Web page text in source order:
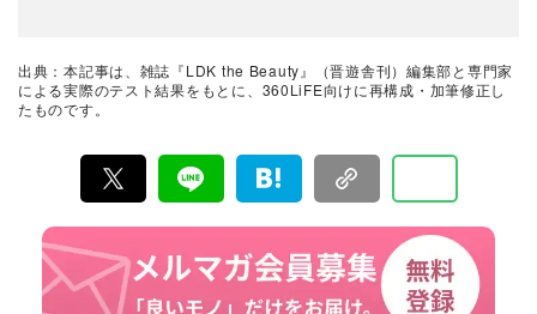
ディアで情報を発信中。姉妹誌であるテストする女性誌
『LDK』と同様、メーカーに忖度する事なく、編集部と
出典：本記事は、雑誌『LDK the Beauty』（晋遊舎刊）編集部と専門家
による実際のテスト結果をもとに、360LiFE向けに再構成・加筆修正し
たものです。